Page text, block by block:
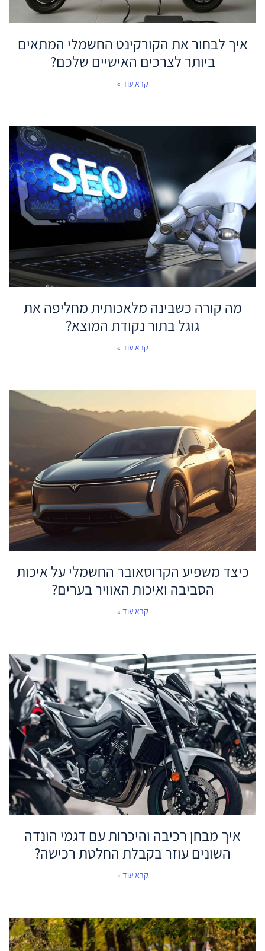
איך לבחור את הקורקינט החשמלי המתאים
ביותר לצרכים האישיים שלכם?
קרא עוד »
מה קורה כשבינה מלאכותית מחליפה את
גוגל בתור נקודת המוצא?
קרא עוד »
כיצד משפיע הקרוסאובר החשמלי על איכות
הסביבה ואיכות האוויר בערים?
קרא עוד »
איך מבחן רכיבה והיכרות עם דגמי הונדה
השונים עוזר בקבלת החלטת רכישה?
קרא עוד »